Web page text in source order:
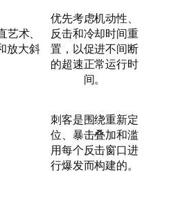
术、
放大斜
优先考虑机动性、
反击和冷却时间重
置，以促进不间断
的超速正常运行时
间。
刺客是围绕重新定
位、暴击叠加和滥
用每个反击窗口进
行爆发而构建的。